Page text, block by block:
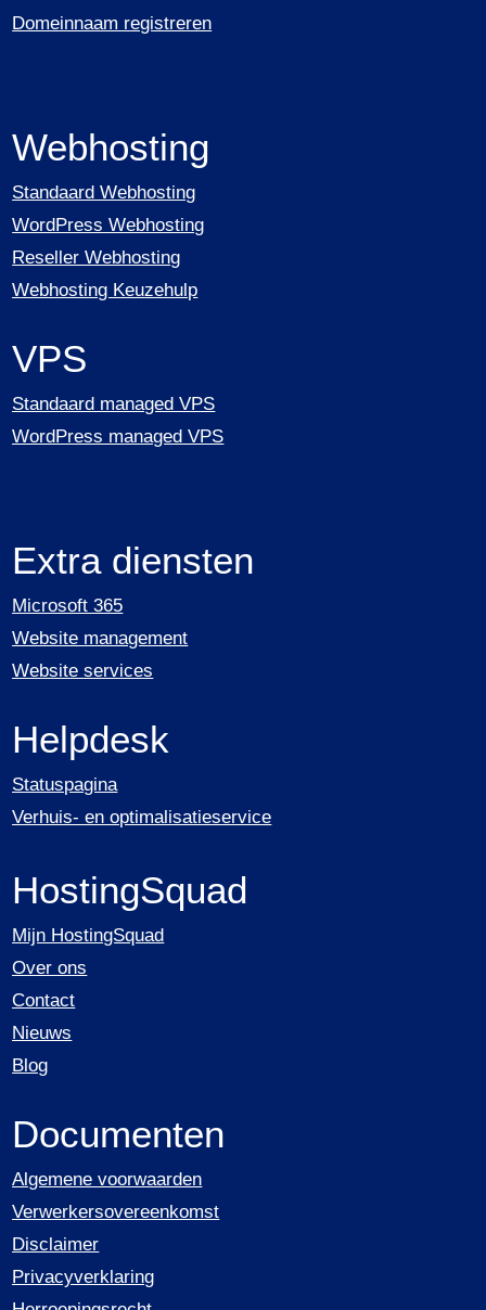
Domeinnaam registreren
Webhosting
Standaard Webhosting
WordPress Webhosting
Reseller Webhosting
Webhosting Keuzehulp
VPS
Standaard managed VPS
WordPress managed VPS
Extra diensten
Microsoft 365
Website management
Website services
Helpdesk
Statuspagina
Verhuis- en optimalisatieservice
HostingSquad
Mijn HostingSquad
Over ons
Contact
Nieuws
Blog
Documenten
Algemene voorwaarden
Verwerkersovereenkomst
Disclaimer
Privacyverklaring